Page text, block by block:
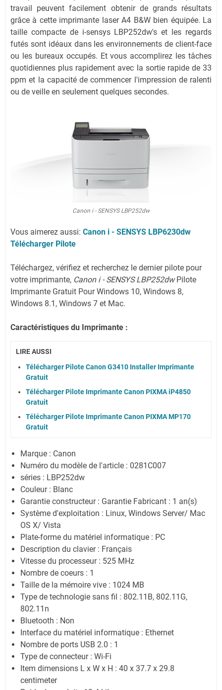
travail peuvent facilement obtenir de grands résultats
grâce à cette imprimante laser A4 B&W bien équipée. La
taille compacte de i-sensys LBP252dw's et les regards
futés sont idéaux dans les environnements de client-face
ou les bureaux occupés. Et vous accomplirez les tâches
quotidiennes plus rapidement avec la sortie rapide de 33
ppm et la capacité de commencer l'impression de ralenti
ou de veille en seulement quelques secondes.
Canon i - SENSYS LBP252dw
Vous aimerez aussi: Canon i - SENSYS LBP6230dw
Télécharger Pilote
Téléchargez, vérifiez et recherchez le dernier pilote pour
votre imprimante, Canon i - SENSYS LBP252dwPilote
Imprimante Gratuit Pour Windows 10, Windows 8,
Windows 8.1, Windows 7 et Mac.
Caractéristiques du Imprimante :
LIRE AUSSI
Télécharger Pilote Canon G3410 Installer Imprimante
Gratuit
Télécharger Pilote Imprimante Canon PIXMA iP4850
Gratuit
Télécharger Pilote Imprimante Canon PIXMA MP170
Gratuit
Marque : Canon
Numéro du modèle de l'article : 0281C007
séries : LBP252dw
Couleur : Blanc
Garantie constructeur : Garantie Fabricant : 1 an(s)
Système d'exploitation : Linux, Windows Server/ Mac
OS X/ Vista
Plate-forme du matériel informatique : PC
Description du clavier : Français
Vitesse du processeur : 525 MHz
Nombre de coeurs : 1
Taille de la mémoire vive : 1024 MB
Type de technologie sans fil : 802.11B, 802.11G,
802.11n
Bluetooth : Non
Interface du matériel informatique : Ethernet
Nombre de ports USB 2.0 : 1
Type de connecteur : Wi-Fi
Item dimensions L x W x H : 40 x 37.7 x 29.8
centimeter